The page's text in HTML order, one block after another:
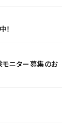
！
モニター募集のお